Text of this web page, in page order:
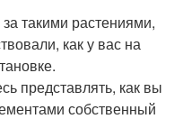
такими растениями,
как у вас на
представлять, как вы
собственный